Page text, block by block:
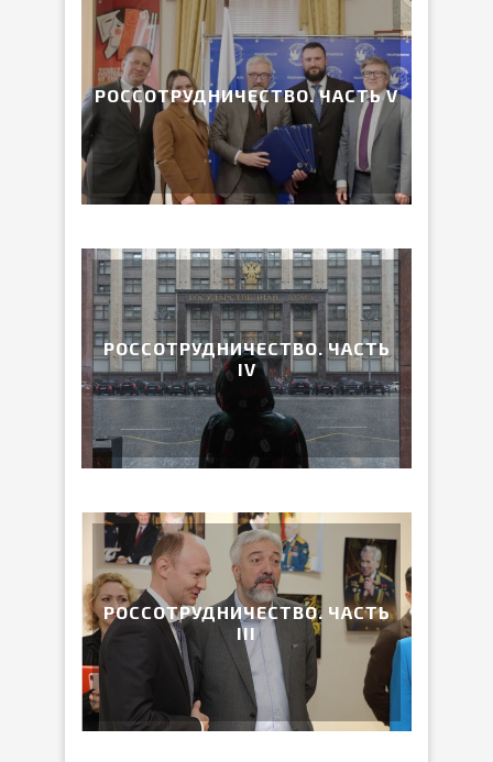
РОССОТРУДНИЧЕСТВО. ЧАСТЬ V
РОССОТРУДНИЧЕСТВО. ЧАСТЬ
IV
РОССОТРУДНИЧЕСТВО. ЧАСТЬ
III